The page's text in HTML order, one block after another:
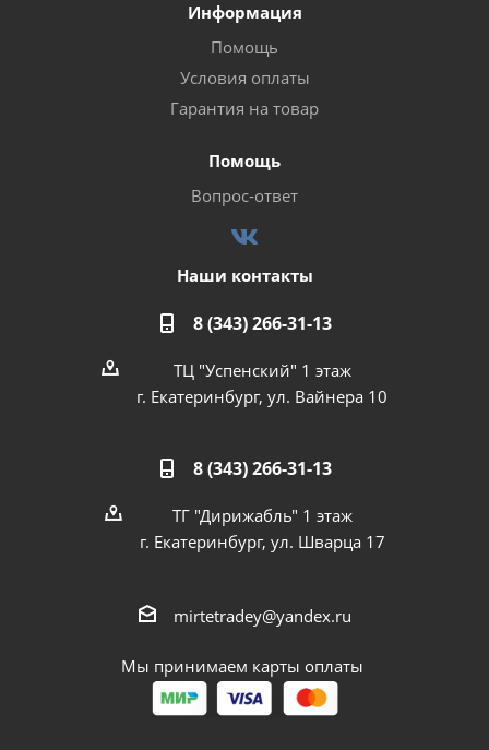
Информация
Помощь
Условия оплаты
Гарантия на товар
Помощь
Вопрос-ответ
Наши контакты
8 (343) 266-31-13
ТЦ "Успенский" 1 этаж
г. Екатеринбург, ул. Вайнера 10
8 (343) 266-31-13
ТГ "Дирижабль" 1 этаж
г. Екатеринбург, ул. Шварца 17
mirtetradey@yandex.ru
Мы принимаем карты оплаты